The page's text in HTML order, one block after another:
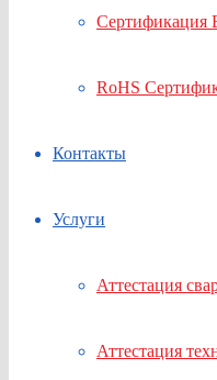
Сертификация
RoHS
Контакты
Услуги
Аттестация
Аттестация